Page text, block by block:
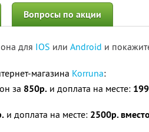
Вопросы по акции
для IOS или Android и
магазина Korruna:
за 850р. и доплата на месте:
и доплата на месте: 2500р.